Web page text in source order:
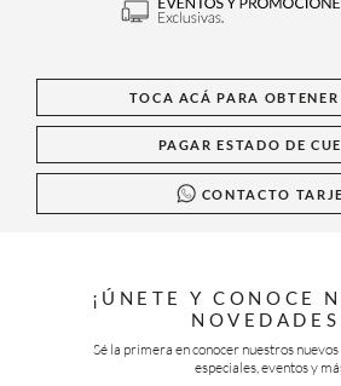
TOCA ACÁ PARA OBTENER
PAGAR ESTADO DE
CONTACTO
¡ÚNETE Y CONOCE
Sé la primera en conocer nuestros
especiales, eventos y